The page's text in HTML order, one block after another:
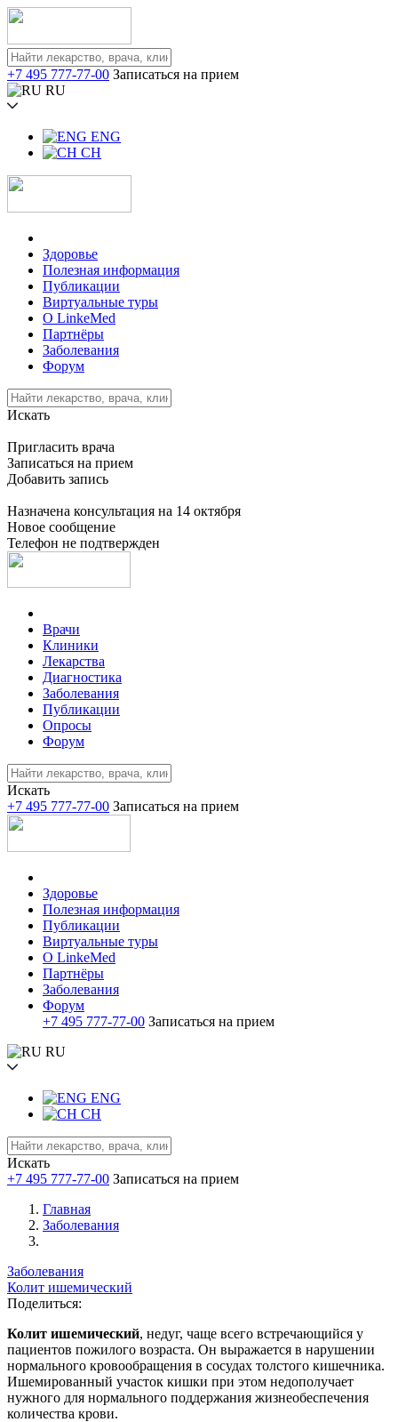
+7 495 777-77-00 Записаться на прием
RU
ENG
CH
Здоровье
Полезная информация
Публикации
Виртуальные туры
О LinkeMed
Партнёры
Заболевания
Форум
Искать
Пригласить врача
Записаться на прием
Добавить запись
Назначена консультация на 14 октября
Новое сообщение
Телефон не подтвержден
Врачи
Клиники
Лекарства
Диагностика
Заболевания
Публикации
Опросы
Форум
Искать
+7 495 777-77-00 Записаться на прием
Здоровье
Полезная информация
Публикации
Виртуальные туры
О LinkeMed
Партнёры
Заболевания
Форум
+7 495 777-77-00 Записаться на прием
RU
ENG
CH
Искать
+7 495 777-77-00 Записаться на прием
Главная
Заболевания
Заболевания
Колит ишемический
Поделиться:
Колит ишемический, недуг, чаще всего встречающийся у
пациентов пожилого возраста. Он выражается в нарушении
нормального кровообращения в сосудах толстого кишечника.
Ишемированный участок кишки при этом недополучает
нужного для нормального поддержания жизнеобеспечения
количества крови.